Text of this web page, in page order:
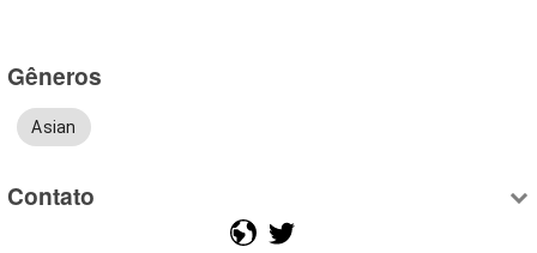
Gêneros
Asian
Contato